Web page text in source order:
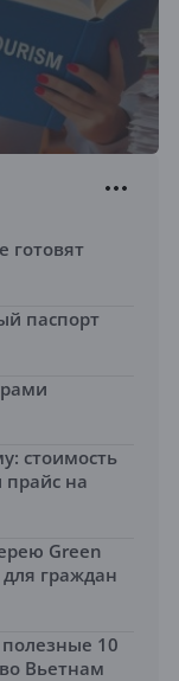
готовят
паспорт
стоимость
на
Green
граждан
10
Вьетнам